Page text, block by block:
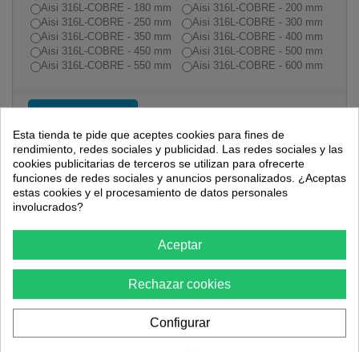
Aisi 316L-COBRE - 180 mm
Aisi 316L-COBRE - 200 mm
Aisi 316L-COBRE - 250 mm
Aisi 316L-COBRE - 300 mm
Aisi 316L-COBRE - 350 mm
Aisi 316L-COBRE - 400 mm
Aisi 316L-COBRE - 450 mm
Aisi 316L-COBRE - 500 mm
Aisi 316L-COBRE - 550 mm
Aisi 316L-COBRE - 600 mm
Más
En Ferretería VTC ofrecemos a nuestros clientes la opción de
pago mediantefinanciacióna través deLa Caixa, disponible
en todas aquellas compras que tengan un importe superior a
Esta tienda te pide que aceptes cookies para fines de
rendimiento, redes sociales y publicidad. Las redes sociales y las
cookies publicitarias de terceros se utilizan para ofrecerte
funciones de redes sociales y anuncios personalizados. ¿Aceptas
estas cookies y el procesamiento de datos personales
involucrados?
Aceptar
Rechazar cookies
Configurar